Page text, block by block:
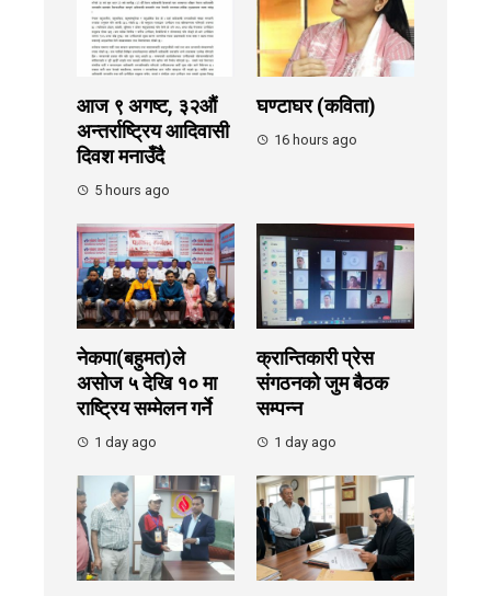
आज ९ अगष्ट, ३२औं
अन्तर्राष्ट्रिय आदिवासी
दिवश मनाउँदै
5 hours ago
घण्टाघर (कविता)
16 hours ago
नेकपा(बहुमत)ले
असोज ५ देखि १० मा
राष्ट्रिय सम्मेलन गर्ने
1 day ago
क्रान्तिकारी प्रेस
संगठनको जुम बैठक
सम्पन्न
1 day ago